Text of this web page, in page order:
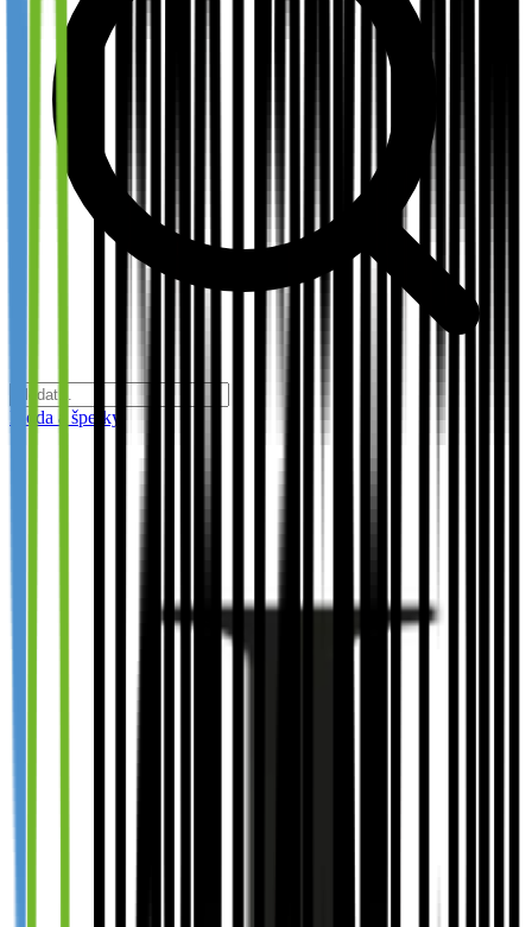
Móda a šperky